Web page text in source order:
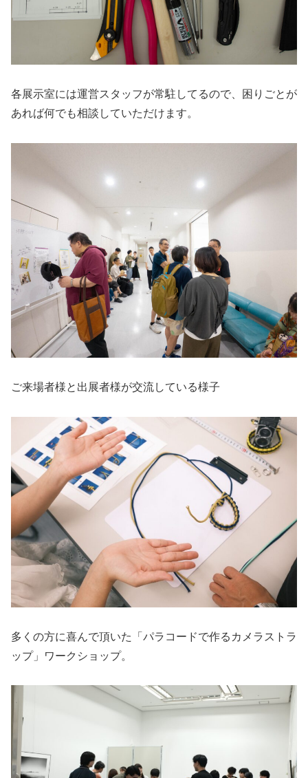
各展示室には運営スタッフが常駐してるので、困りごとが
あれば何でも相談していただけます。
ご来場者様と出展者様が交流している様子
多くの方に喜んで頂いた「パラコードで作るカメラストラ
ップ」ワークショップ。